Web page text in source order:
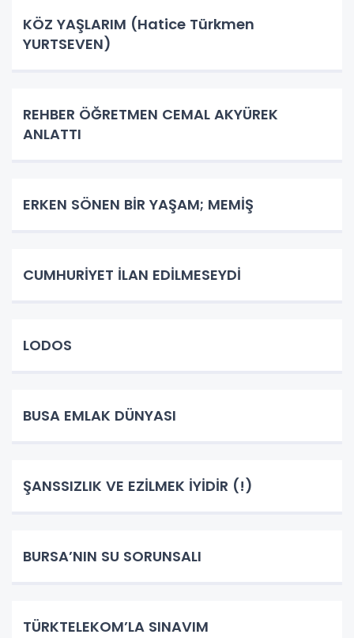
KÖZ YAŞLARIM (Hatice Türkmen
YURTSEVEN)
REHBER ÖĞRETMEN CEMAL AKYÜREK
ANLATTI
ERKEN SÖNEN BİR YAŞAM; MEMİŞ
CUMHURİYET İLAN EDİLMESEYDİ
LODOS
BUSA EMLAK DÜNYASI
ŞANSSIZLIK VE EZİLMEK İYİDİR (!)
BURSA’NIN SU SORUNSALI
TÜRKTELEKOM’LA SINAVIM